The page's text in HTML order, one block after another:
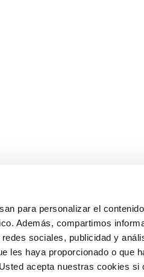
para personalizar el
Además, compartimos
sociales, publicidad y
les haya proporcionado o que
acepta nuestras cookies si